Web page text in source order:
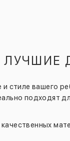
ЛУЧШИЕ
стиле вашего
подходят